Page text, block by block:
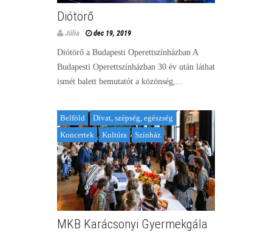
Diótörő
Júlia dec 19, 2019
Diótörő a Budapesti Operettszínházban A
Budapesti Operettszínházban 30 év után láthat
ismét balett bemutatót a közönség,...
Belföld
Divat, szépség, egészség
Koncertek
Kultúra Színház
MKB Karácsonyi Gyermekgála